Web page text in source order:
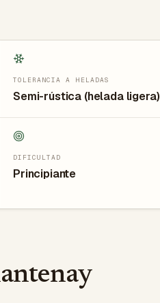
TOLERANCIA A HELADAS
Semi-rústica (helada ligera)
DIFICULTAD
Principiante